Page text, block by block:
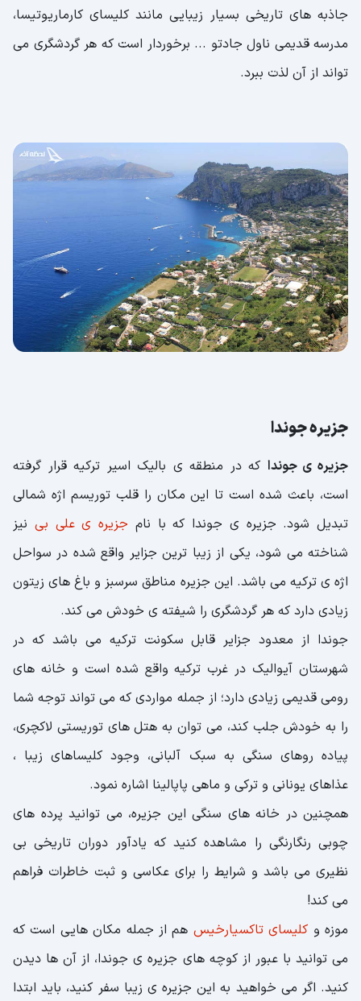
جاذبه های تاریخی بسیار زیبایی مانند کلیسای کارماریوتیسا،
مدرسه قدیمی ناول جادتو ... برخوردار است که هر گردشگری می
تواند از آن لذت ببرد.
جزیره جوندا
جزیره ی جوندا که در منطقه ی بالیک ‌اسیر ترکیه قرار گرفته
است، باعث شده است تا این مکان را قلب توریسم اژه شمالی
تبدیل شود. جزیره ی جوندا که با نام جزیره ی علی بی نیز
شناخته می شود، یکی از زیبا ترین جزایر واقع شده در سواحل
اژه ی ترکیه می باشد. این جزیره مناطق سرسبز و باغ های زیتون
زیادی دارد که هر گردشگری را شیفته ی خودش می کند.
جوندا از معدود جزایر قابل سکونت ترکیه می باشد که در
شهرستان آیوالیک در غرب ترکیه واقع شده است و خانه های
رومی قدیمی زیادی دارد؛ از جمله مواردی که می تواند توجه شما
را به خودش جلب کند، می توان به هتل های توریستی لاکچری،
پیاده روهای سنگی به سبک آلبانی، وجود کلیساهای زیبا ،
عذاهای یونانی و ترکی و ماهی پاپالینا اشاره نمود.
همچنین در خانه های سنگی این جزیره، می توانید پرده های
چوبی رنگارنگی را مشاهده کنید که یادآور دوران تاریخی بی
نظیری می باشد و شرایط را برای عکاسی و ثبت خاطرات فراهم
می کند!
موزه و کلیسای تاکسیارخیس هم از جمله مکان هایی است که
می توانید با عبور از کوچه های جزیره ی جوندا، از آن ها دیدن
کنید. اگر می خواهید به این جزیره ی زیبا سفر کنید، باید ابتدا